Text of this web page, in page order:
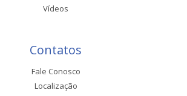
Vídeos
Contatos
Fale Conosco
Localização